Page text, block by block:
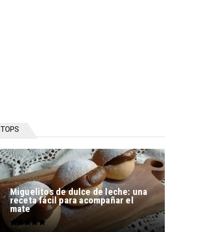
TOPS
Miguelitos de dulce de leche: una
receta fácil para acompañar el
mate